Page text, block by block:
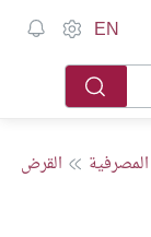
EN
القرض